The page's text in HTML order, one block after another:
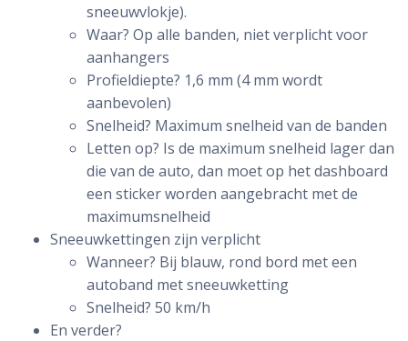
sneeuwvlokje).
Waar? Op alle banden, niet verplicht voor
aanhangers
Profieldiepte? 1,6 mm (4 mm wordt
aanbevolen)
Snelheid? Maximum snelheid van de banden
Letten op? Is de maximum snelheid lager dan
die van de auto, dan moet op het dashboard
een sticker worden aangebracht met de
maximumsnelheid
Sneeuwkettingen zijn verplicht
Wanneer? Bij blauw, rond bord met een
autoband met sneeuwketting
Snelheid? 50 km/h
En verder?